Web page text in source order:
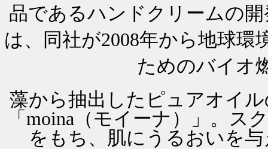
品であるハンドクリームの
は、同社が2008年から地球環
ためのバイオ
藻から抽出したピュアオイ
「moina（モイーナ）」。ス
をもち、肌にうるおいを